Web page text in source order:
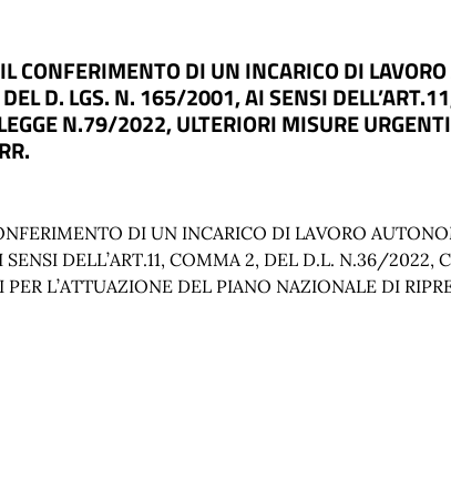
CONFERIMENTO DI UN INCARICO DI
D. LGS. N. 165/2001, AI SENSI
N.79/2022, ULTERIORI MISURE
DI UN INCARICO DI LAVORO
DELL’ART.11, COMMA 2, DEL D.L. N.36/
L’ATTUAZIONE DEL PIANO NAZIONALE DI